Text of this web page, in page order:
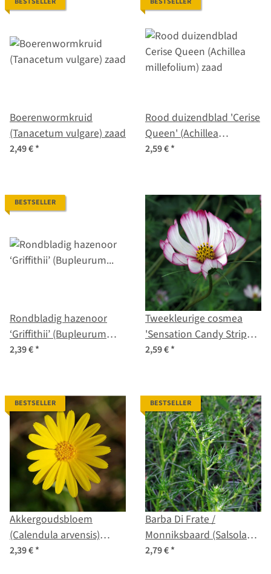
Boerenwormkruid
(Tanacetum vulgare) zaad
2,49 €*
Rood duizendblad 'Cerise
Queen' (Achillea
millefolium) zaad
2,59 €*
BESTSELLER
Rondbladig hazenoor
‘Griffithii’ (Bupleurum
rotundifolium) zaden
2,39 €*
Tweekleurige cosmea
'Sensation Candy Stripe'
(Cosmos bipinnatus)
2,59 €*
BESTSELLER
Akkergoudsbloem
(Calendula arvensis)
zaden
2,39 €*
BESTSELLER
Barba Di Frate /
Monniksbaard (Salsola
soda) zaden
2,79 €*